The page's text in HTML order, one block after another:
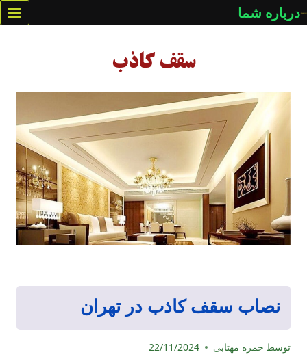
بازگشت
به
درباره شما
سقف کاذب
نصاب سقف کاذب در تهران
توسط حمزه مهتابی 22/11/2024